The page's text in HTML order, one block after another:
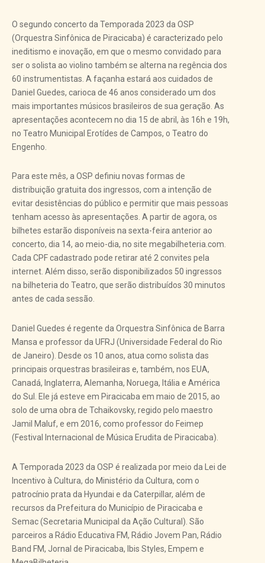
O segundo concerto da Temporada 2023 da OSP
(Orquestra Sinfônica de Piracicaba) é caracterizado pelo
ineditismo e inovação, em que o mesmo convidado para
ser o solista ao violino também se alterna na regência dos
60 instrumentistas. A façanha estará aos cuidados de
Daniel Guedes, carioca de 46 anos considerado um dos
mais importantes músicos brasileiros de sua geração. As
apresentações acontecem no dia 15 de abril, às 16h e 19h,
no Teatro Municipal Erotídes de Campos, o Teatro do
Engenho.
Para este mês, a OSP definiu novas formas de
distribuição gratuita dos ingressos, com a intenção de
evitar desistências do público e permitir que mais pessoas
tenham acesso às apresentações. A partir de agora, os
bilhetes estarão disponíveis na sexta-feira anterior ao
concerto, dia 14, ao meio-dia, no site megabilheteria.com.
Cada CPF cadastrado pode retirar até 2 convites pela
internet. Além disso, serão disponibilizados 50 ingressos
na bilheteria do Teatro, que serão distribuídos 30 minutos
antes de cada sessão.
Daniel Guedes é regente da Orquestra Sinfônica de Barra
Mansa e professor da UFRJ (Universidade Federal do Rio
de Janeiro). Desde os 10 anos, atua como solista das
principais orquestras brasileiras e, também, nos EUA,
Canadá, Inglaterra, Alemanha, Noruega, Itália e América
do Sul. Ele já esteve em Piracicaba em maio de 2015, ao
solo de uma obra de Tchaikovsky, regido pelo maestro
Jamil Maluf, e em 2016, como professor do Feimep
(Festival Internacional de Música Erudita de Piracicaba).
A Temporada 2023 da OSP é realizada por meio da Lei de
Incentivo à Cultura, do Ministério da Cultura, com o
patrocínio prata da Hyundai e da Caterpillar, além de
recursos da Prefeitura do Município de Piracicaba e
Semac (Secretaria Municipal da Ação Cultural). São
parceiros a Rádio Educativa FM, Rádio Jovem Pan, Rádio
Band FM, Jornal de Piracicaba, Ibis Styles, Empem e